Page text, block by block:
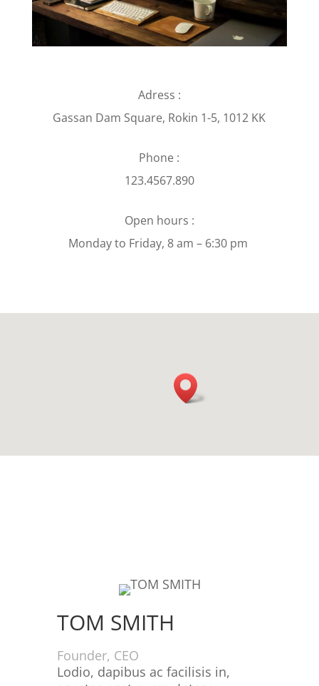
Adress :
Gassan Dam Square, Rokin 1-5, 1012 KK
Phone :
123.4567.890
Open hours :
Monday to Friday, 8 am – 6:30 pm
TOM SMITH
Founder, CEO
Lodio, dapibus ac facilisis in,